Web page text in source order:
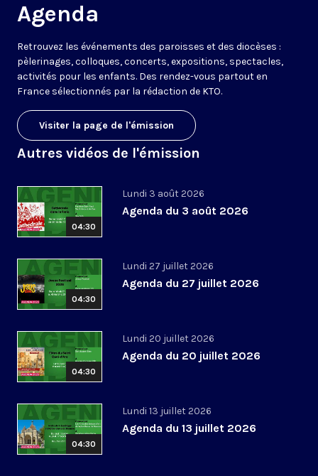
Agenda
Retrouvez les événements des paroisses et des diocèses :
pèlerinages, colloques, concerts, expositions, spectacles,
activités pour les enfants. Des rendez-vous partout en
France sélectionnés par la rédaction de KTO.
Visiter la page de l'émission
Autres vidéos de l'émission
04:30
Lundi 3 août 2026
Agenda du 3 août 2026
04:30
Lundi 27 juillet 2026
Agenda du 27 juillet 2026
04:30
Lundi 20 juillet 2026
Agenda du 20 juillet 2026
04:30
Lundi 13 juillet 2026
Agenda du 13 juillet 2026